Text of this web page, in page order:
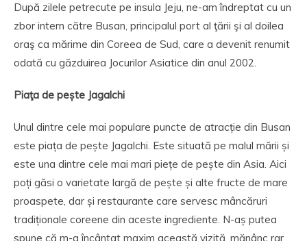
După zilele petrecute pe insula Jeju, ne-am îndreptat cu un
zbor intern către Busan, principalul port al ţării şi al doilea
oraş ca mărime din Coreea de Sud, care a devenit renumit
odată cu găzduirea Jocurilor Asiatice din anul 2002.
Piaţa de pește Jagalchi
Unul dintre cele mai populare puncte de atracție din Busan
este piața de pește Jagalchi. Este situată pe malul mării și
este una dintre cele mai mari piețe de pește din Asia. Aici
poți găsi o varietate largă de pește și alte fructe de mare
proaspete, dar și restaurante care servesc mâncăruri
tradiționale coreene din aceste ingrediente. N-aș putea
spune că m-a încântat maxim această vizită, mănânc rar